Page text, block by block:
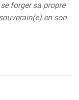
forger sa propre
en son